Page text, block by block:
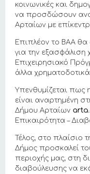
κοινωνικές και
να προσδώσουν
Αρταίων με
Επιπλέον το ΒΑΑ θα
για την
Επιχειρησιακό
άλλα
Υπενθυμίζεται πως
είναι αναρτημένη
Δήμου Αρταίων
Επικαιρότητα –
Τέλος, στο πλαίσιο
Δήμος προσκαλεί
περιοχής μας, στη
διαβούλευσης να